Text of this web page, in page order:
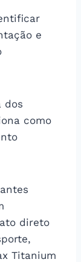
e
dos
como
direto
Titanium